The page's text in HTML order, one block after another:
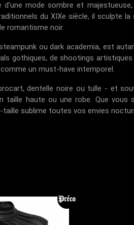
d’une mode sombre et
du XIXe siècle, il sculpte
romantisme noir.
ou dark academia, est
gothiques, de shootings
un must-have intemporel.
dentelle noire ou tulle - et
taille haute ou une robe. Que vous
taille sublime toutes vos envies